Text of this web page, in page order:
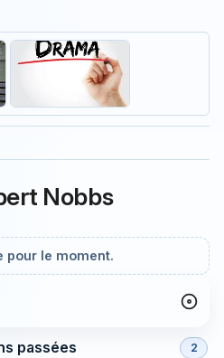
Nobbs
pour le moment.
passées 2